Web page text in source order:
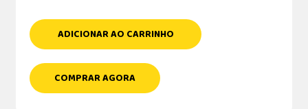
ADICIONAR AO CARRINHO
COMPRAR AGORA